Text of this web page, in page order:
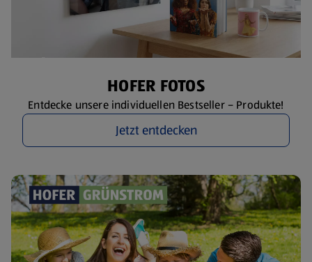
HOFER FOTOS
Entdecke unsere individuellen Bestseller – Produkte!
Jetzt entdecken